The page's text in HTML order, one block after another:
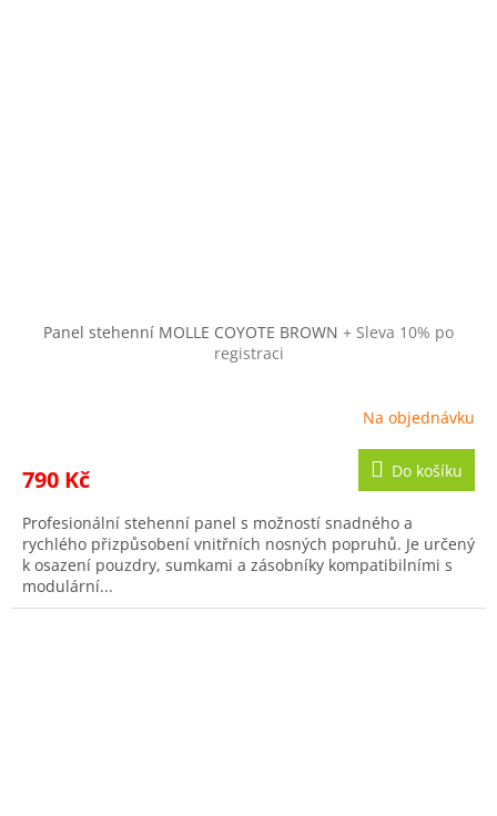
Panel stehenní MOLLE COYOTE BROWN + Sleva 10% po
registraci
Na objednávku
790 Kč Do košíku
Profesionální stehenní panel s možností snadného a
rychlého přizpůsobení vnitřních nosných popruhů. Je určený
k osazení pouzdry, sumkami a zásobníky kompatibilními s
modulární...